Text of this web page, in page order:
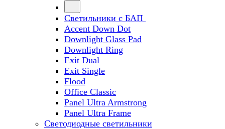
Светильники с БАП
Accent Down Dot
Downlight Glass Pad
Downlight Ring
Exit Dual
Exit Single
Flood
Office Classic
Panel Ultra Armstrong
Panel Ultra Frame
Светодиодные светильники